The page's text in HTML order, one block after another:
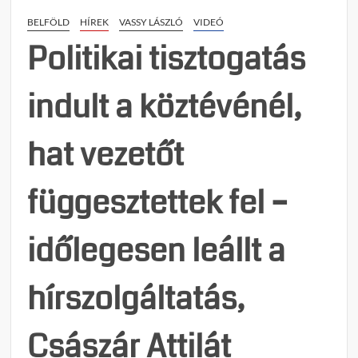
BELFÖLD HÍREK VASSY LÁSZLÓ VIDEÓ
Politikai tisztogatás
indult a köztévénél,
hat vezetőt
függesztettek fel –
időlegesen leállt a
hírszolgáltatás,
Császár Attilát